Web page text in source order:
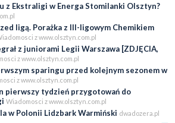
z Ekstraligi w Energa Stomilanki Olsztyn?
ligą. Porażka z III-ligowym Chemikiem
z www.olsztyn.com.pl
z juniorami Legii Warszawa [ZDJĘCIA,
z www.olsztyn.com.pl
sparingu przed kolejnym sezonem w
z www.olsztyn.com.pl
pierwszy tydzień przygotowań do
Wiadomosci z www.olsztyn.com.pl
w Polonii Lidzbark Warmiński dwadozera.pl